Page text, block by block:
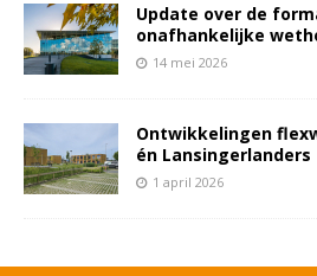
Update over de
onafhankelijke
14 mei 2026
Ontwikkelingen
én Lansingerlanders
1 april 2026